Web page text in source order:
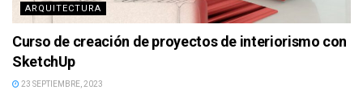
ARQUITECTURA
Curso de creación de proyectos de interiorismo con
SketchUp
23 SEPTIEMBRE, 2023